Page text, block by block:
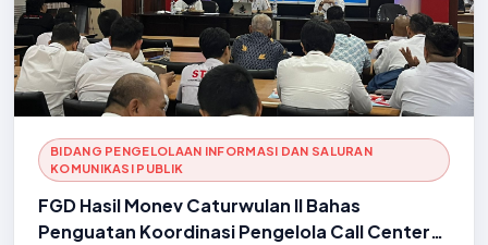
BIDANG PENGELOLAAN INFORMASI DAN SALURAN
KOMUNIKASI PUBLIK
FGD Hasil Monev Caturwulan II Bahas
Penguatan Koordinasi Pengelola Call Center